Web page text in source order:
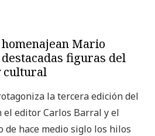
Mario
figuras del
cultural
la tercera edición del
el editor Carlos Barral y el
de hace medio siglo los hilos